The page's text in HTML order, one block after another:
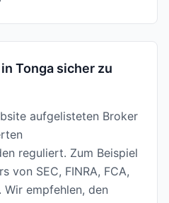
Tonga sicher zu
aufgelisteten Broker
reguliert. Zum Beispiel
von SEC, FINRA, FCA,
Wir empfehlen, den